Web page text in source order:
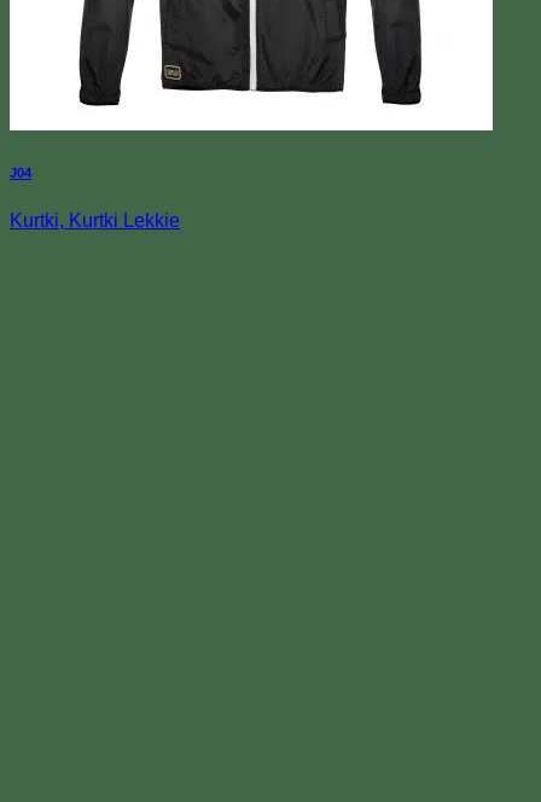
J04
Kurtki, Kurtki Lekkie